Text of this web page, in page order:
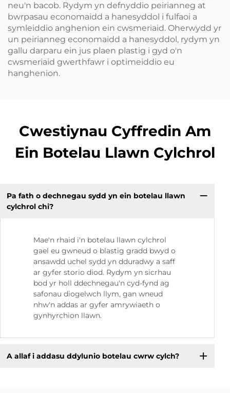
neu'n bacob. Rydym yn defnyddio peirianneg at
bwrpasau economaidd a hanesyddol i fulfaoi a
symleiddio anghenion ein cwsmeriaid. Oherwydd yr
un peirianneg economaidd a hanesyddol, rydym yn
gallu darparu ein jus plaen plastig i gyd o'n
cwsmeriaid gwerthfawr i optimeiddio eu
hanghenion.
Cwestiynau Cyffredin Am
Ein Botelau Llawn Cylchrol
Pa fath o dechnegau sydd yn ein botelau llawn
cylchrol chi?
Mae'n rhaid i'n botelau llawn cylchrol
gael eu gwneud o blastig gradd bwyd o
ansawdd uchel sydd yn dduradwy a saff
ar gyfer storio diod. Rydym yn sicrhau
bod yr holl ddechnegau'n cyd-fynd ag
safonau diogelwch llym, gan wneud
nhw'n addas ar gyfer amrywiaeth o
gynhyrchion llawn.
A allaf i addasu ddylunio botelau cwrw cylch?